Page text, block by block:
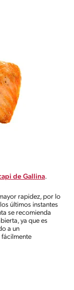
de Gallina.
rapidez, por lo
últimos instantes
se recomienda
ya que es
a un